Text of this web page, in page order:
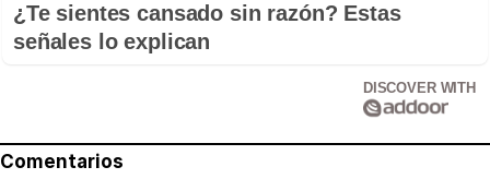
¿Te sientes cansado sin razón? Estas
señales lo explican
DISCOVER WITH
Comentarios